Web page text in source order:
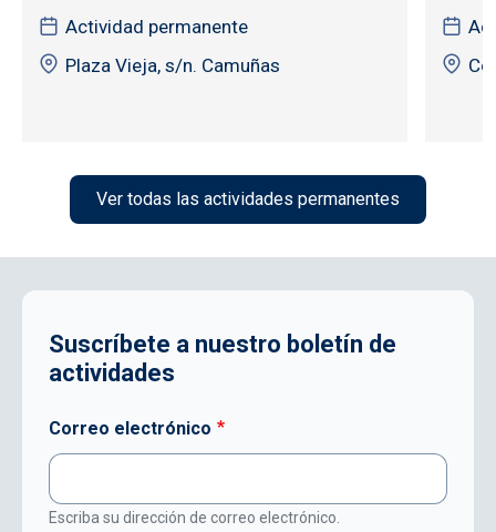
Actividad permanente
Plaza Vieja, s/n. Camuñas
Ver todas las actividades permanentes
Suscríbete a nuestro boletín de
actividades
Correo electrónico
Escriba su dirección de correo electrónico.